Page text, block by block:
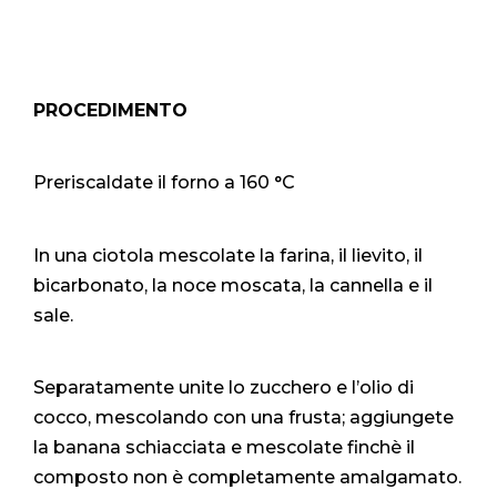
PROCEDIMENTO
Preriscaldate il forno a 160 °C
In una ciotola mescolate la farina, il lievito, il
bicarbonato, la noce moscata, la cannella e il
sale.
Separatamente unite lo zucchero e l’olio di
cocco, mescolando con una frusta; aggiungete
la banana schiacciata e mescolate finchè il
composto non è completamente amalgamato.